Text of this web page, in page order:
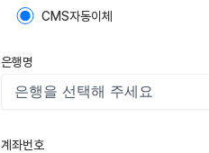
CMS자동이체
은행명
계좌번호